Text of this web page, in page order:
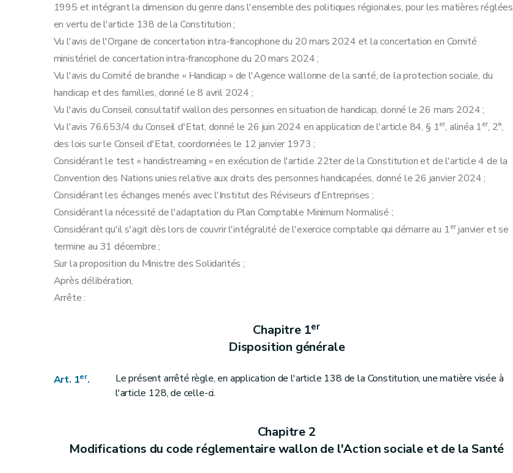
1995 et intégrant la dimension du genre dans l'ensemble des politiques régionales, pour les matières réglées
en vertu de l'article 138 de la Constitution ;
Vu l'avis de l'Organe de concertation intra-francophone du 20 mars 2024 et la concertation en Comité
ministériel de concertation intra-francophone du 20 mars 2024 ;
Vu l'avis du Comité de branche « Handicap » de l'Agence wallonne de la santé, de la protection sociale, du
handicap et des familles, donné le 8 avril 2024 ;
Vu l'avis du Conseil consultatif wallon des personnes en situation de handicap, donné le 26 mars 2024 ;
Vu l'avis 76.653/4 du Conseil d'Etat, donné le 26 juin 2024 en application de l'article 84, § 1er, alinéa 1er, 2°,
des lois sur le Conseil d'Etat, coordonnées le 12 janvier 1973 ;
Considérant le test « handistreaming » en exécution de l'article 22ter de la Constitution et de l'article 4 de la
Convention des Nations unies relative aux droits des personnes handicapées, donné le 26 janvier 2024 ;
Considérant les échanges menés avec l'Institut des Réviseurs d'Entreprises ;
Considérant la nécessité de l'adaptation du Plan Comptable Minimum Normalisé ;
Considérant qu'il s'agit dès lors de couvrir l'intégralité de l'exercice comptable qui démarre au 1erjanvier et se
termine au 31 décembre ;
Sur la proposition du Ministre des Solidarités ;
Après délibération,
Arrête :
Chapitre 1er
Disposition générale
Art. 1er.
Le présent arrêté règle, en application de l'article 138 de la Constitution, une matière visée à
l'article 128, de celle-ci.
Chapitre 2
Modifications du code réglementaire wallon de l'Action sociale et de la Santé